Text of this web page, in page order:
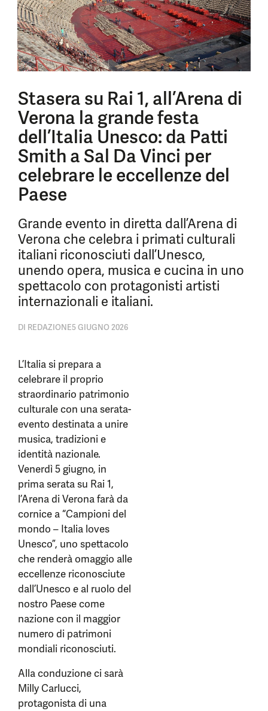
Stasera su Rai 1, all’Arena di
Verona la grande festa
dell’Italia Unesco: da Patti
Smith a Sal Da Vinci per
celebrare le eccellenze del
Paese
Grande evento in diretta dall’Arena di
Verona che celebra i primati culturali
italiani riconosciuti dall’Unesco,
unendo opera, musica e cucina in uno
spettacolo con protagonisti artisti
internazionali e italiani.
DI REDAZIONE5 GIUGNO 2026
L’Italia si prepara a
celebrare il proprio
straordinario patrimonio
culturale con una serata-
evento destinata a unire
musica, tradizioni e
identità nazionale.
Venerdì 5 giugno, in
prima serata su Rai 1,
l’Arena di Verona farà da
cornice a “Campioni del
mondo – Italia loves
Unesco”, uno spettacolo
che renderà omaggio alle
eccellenze riconosciute
dall’Unesco e al ruolo del
nostro Paese come
nazione con il maggior
numero di patrimoni
mondiali riconosciuti.
Alla conduzione ci sarà
Milly Carlucci,
protagonista di una